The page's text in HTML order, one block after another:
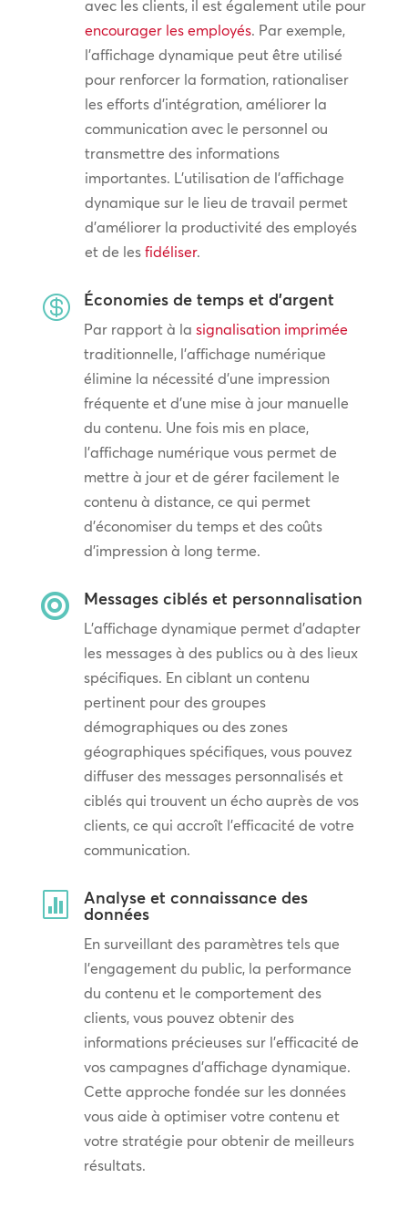
avec les clients, il est également utile pour
encourager les employés. Par exemple,
l’affichage dynamique peut être utilisé
pour renforcer la formation, rationaliser
les efforts d’intégration, améliorer la
communication avec le personnel ou
transmettre des informations
importantes. L’utilisation de l’affichage
dynamique sur le lieu de travail permet
d’améliorer la productivité des employés
et de les fidéliser.
 Économies de temps et d'argent
Par rapport à la signalisation imprimée
traditionnelle, l’affichage numérique
élimine la nécessité d’une impression
fréquente et d’une mise à jour manuelle
du contenu. Une fois mis en place,
l’affichage numérique vous permet de
mettre à jour et de gérer facilement le
contenu à distance, ce qui permet
d’économiser du temps et des coûts
d’impression à long terme.
 Messages ciblés et personnalisation
L’affichage dynamique permet d’adapter
les messages à des publics ou à des lieux
spécifiques. En ciblant un contenu
pertinent pour des groupes
démographiques ou des zones
géographiques spécifiques, vous pouvez
diffuser des messages personnalisés et
ciblés qui trouvent un écho auprès de vos
clients, ce qui accroît l’efficacité de votre
communication.
 Analyse et connaissance des
données
En surveillant des paramètres tels que
l’engagement du public, la performance
du contenu et le comportement des
clients, vous pouvez obtenir des
informations précieuses sur l’efficacité de
vos campagnes d’affichage dynamique.
Cette approche fondée sur les données
vous aide à optimiser votre contenu et
votre stratégie pour obtenir de meilleurs
résultats.